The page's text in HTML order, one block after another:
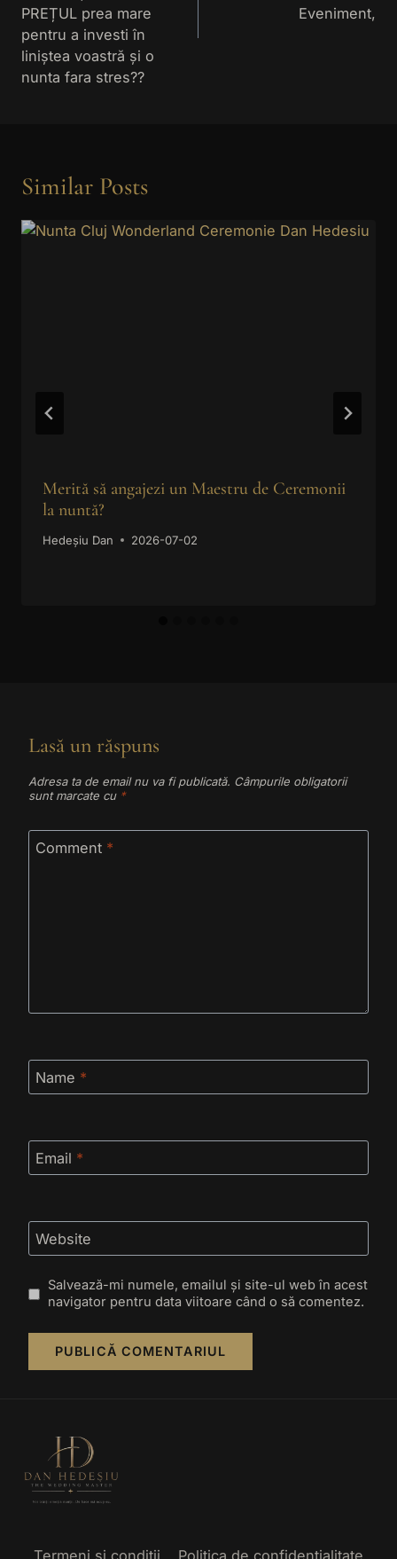
PREȚUL prea mare
pentru a investi în
liniștea voastră și o
nunta fara stres??
Eveniment,
Similar Posts
Merită să angajezi un Maestru de Ceremonii
la nuntă?
Hedeșiu Dan 2026-07-02
Lasă un răspuns
Adresa ta de email nu va fi publicată. Câmpurile obligatorii
sunt marcate cu *
Comment *
Name *
Email *
Website
Salvează-mi numele, emailul și site-ul web în acest
navigator pentru data viitoare când o să comentez.